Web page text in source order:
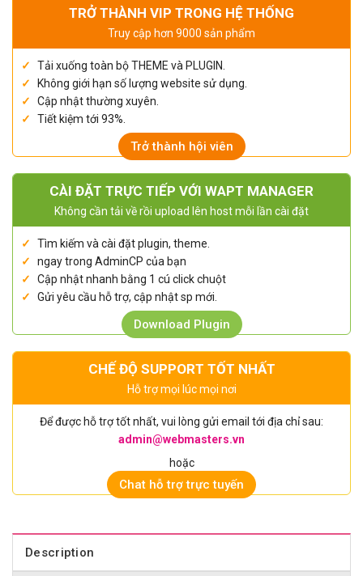
TRỞ THÀNH VIP TRONG HỆ THỐNG
Truy cập hơn 9000 sản phẩm
Tải xuống toàn bộ THEME và PLUGIN.
Không giới hạn số lượng website sử dụng.
Cập nhật thường xuyên.
Tiết kiệm tới 93%.
Trở thành hội viên
CÀI ĐẶT TRỰC TIẾP VỚI WAPT MANAGER
Không cần tải về rồi upload lên host mỗi lần cài đặt
Tìm kiếm và cài đặt plugin, theme.
ngay trong AdminCP của bạn
Cập nhật nhanh bằng 1 cú click chuột
Gửi yêu cầu hỗ trợ, cập nhật sp mới.
Download Plugin
CHẾ ĐỘ SUPPORT TỐT NHẤT
Hỗ trợ mọi lúc mọi nơi
Để được hỗ trợ tốt nhất, vui lòng gửi email tới địa chỉ sau:
admin@webmasters.vn
hoặc
Chat hỗ trợ trực tuyến
Description